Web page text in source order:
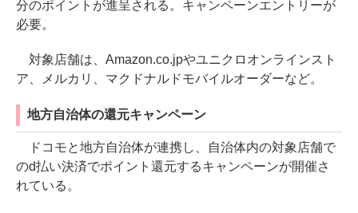
分のポイントが進呈される。キャンペーンエントリーが
必要。
対象店舗は、Amazon.co.jpやユニクロオンラインスト
ア、メルカリ、マクドナルドモバイルオーダーなど。
地方自治体の還元キャンペーン
ドコモと地方自治体が連携し、自治体内の対象店舗で
のd払い決済でポイント還元するキャンペーンが開催さ
れている。